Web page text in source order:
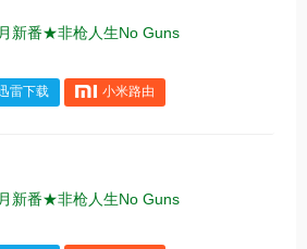
新番★非枪人生No Guns
雷下载 小米路由
新番★非枪人生No Guns